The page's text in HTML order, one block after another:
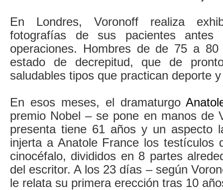
En Londres, Voronoff realiza
fotografías de sus pacientes
operaciones. Hombres de de 75 a
estado de decrepitud, que de
saludables tipos que practican deporte
En esos meses, el dramaturgo
premio Nobel – se pone en manos de
presenta tiene 61 años y un aspecto
injerta a Anatole France los testículos
cinocéfalo, divididos en 8 partes
del escritor. A los 23 días – según
le relata su primera erección tras 10